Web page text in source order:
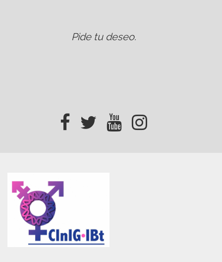
Pide tu deseo.